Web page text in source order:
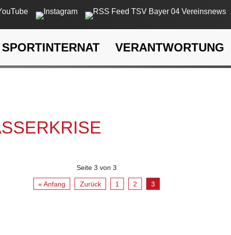
SPORTINTERNAT VERANTWORTUNG
Seite 3 von 3
« Anfang Zurück 1 2 3